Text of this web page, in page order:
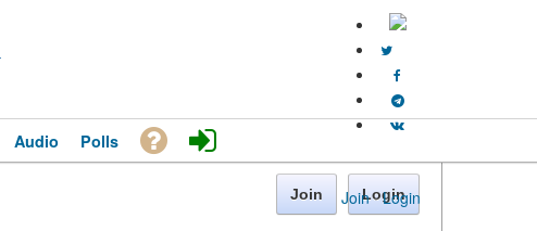
Join · Login
Audio Polls
Join Login